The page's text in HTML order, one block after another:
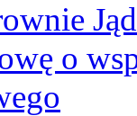
o